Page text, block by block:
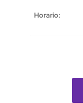
Horario: